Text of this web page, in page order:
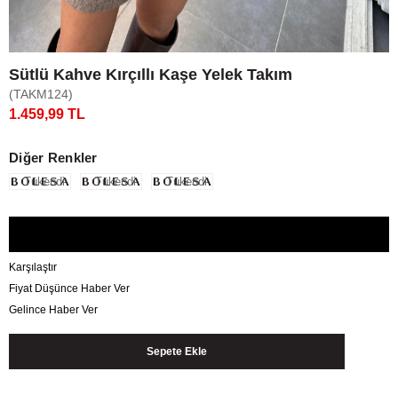
Sütlü Kahve Kırçıllı Kaşe Yelek Takım
(TAKM124)
1.459,99 TL
Diğer Renkler
Tükendi Tükendi Tükendi
Karşılaştır
Fiyat Düşünce Haber Ver
Gelince Haber Ver